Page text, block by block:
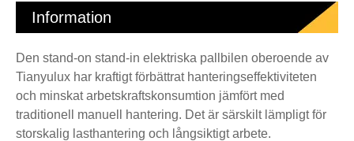
Information
Den stand-on stand-in elektriska pallbilen oberoende av
Tianyulux har kraftigt förbättrat hanteringseffektiviteten
och minskat arbetskraftskonsumtion jämfört med
traditionell manuell hantering. Det är särskilt lämpligt för
storskalig lasthantering och långsiktigt arbete.